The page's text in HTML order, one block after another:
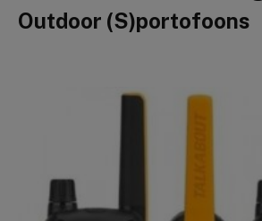
Outdoor (S)portofoons